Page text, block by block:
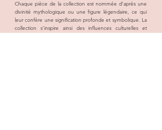
Chaque pièce de la collection est nommée d’après une
divinité mythologique ou une figure légendaire, ce qui
leur confère une signification profonde et symbolique. La
collection s’inspire ainsi des influences culturelles et